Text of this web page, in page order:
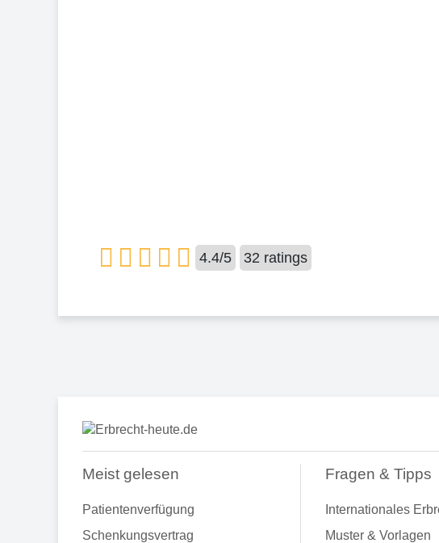
4.4/5 32 ratings
Meist gelesen
Patientenverfügung
Schenkungsvertrag
Fragen & Tipps
Internationales
Muster & Vorlagen